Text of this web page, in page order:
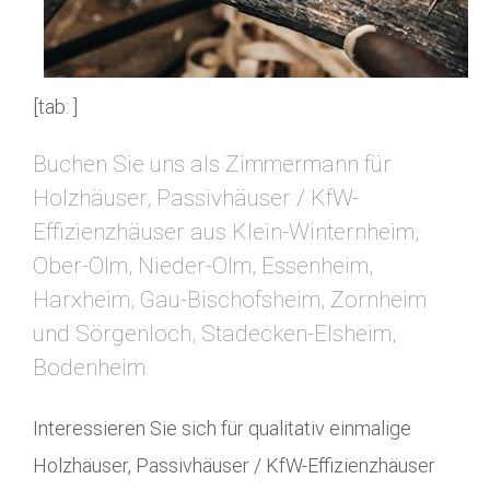
[tab: ]
Buchen Sie uns als Zimmermann für
Holzhäuser, Passivhäuser / KfW-
Effizienzhäuser aus Klein-Winternheim,
Ober-Olm, Nieder-Olm, Essenheim,
Harxheim, Gau-Bischofsheim, Zornheim
und Sörgenloch, Stadecken-Elsheim,
Bodenheim
Interessieren Sie sich für qualitativ einmalige
Holzhäuser, Passivhäuser / KfW-Effizienzhäuser